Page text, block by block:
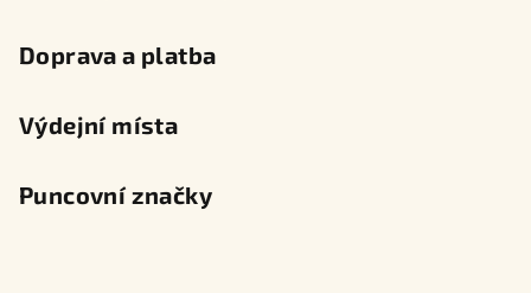
Doprava a platba
Výdejní místa
Puncovní značky